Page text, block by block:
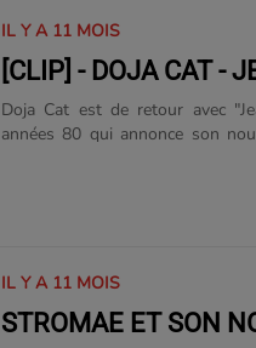
IL Y A 11 MOIS
[CLIP] - DOJA CAT -
Doja Cat est de retour avec
années 80 qui annonce son
IL Y A 11 MOIS
STROMAE ET SON